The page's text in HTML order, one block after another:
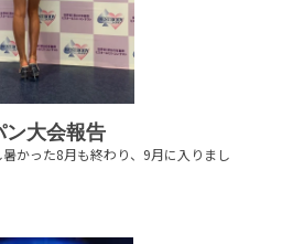
ン大会報告
かった8月も終わり、9月に入りまし